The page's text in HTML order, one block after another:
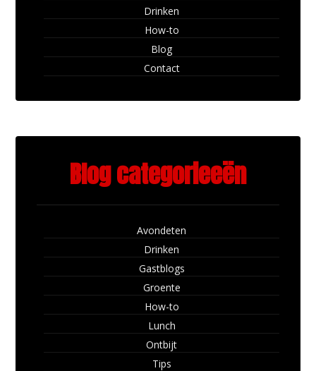
Drinken
How-to
Blog
Contact
Blog categorieeën
Avondeten
Drinken
Gastblogs
Groente
How-to
Lunch
Ontbijt
Tips